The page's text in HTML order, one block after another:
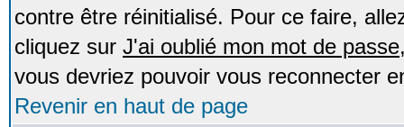
contre être réinitialisé. Pour ce faire,
cliquez sur J'ai oublié mon mot de passe
vous devriez pouvoir vous reconnecter
Revenir en haut de page